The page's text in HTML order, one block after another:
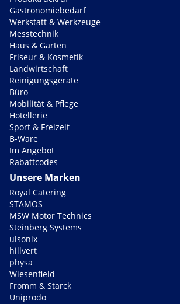
Gastronomiebedarf
Werkstatt & Werkzeuge
Messtechnik
Haus & Garten
Friseur & Kosmetik
Landwirtschaft
Reinigungsgeräte
Büro
Mobilität & Pflege
Hotellerie
Sport & Freizeit
B-Ware
Im Angebot
Rabattcodes
Unsere Marken
Royal Catering
STAMOS
MSW Motor Technics
Steinberg Systems
ulsonix
hillvert
physa
Wiesenfield
Fromm & Starck
Uniprodo